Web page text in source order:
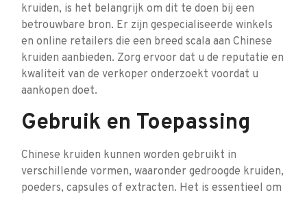
kruiden, is het belangrijk om dit te doen bij een
betrouwbare bron. Er zijn gespecialiseerde winkels
en online retailers die een breed scala aan Chinese
kruiden aanbieden. Zorg ervoor dat u de reputatie en
kwaliteit van de verkoper onderzoekt voordat u
aankopen doet.
Gebruik en Toepassing
Chinese kruiden kunnen worden gebruikt in
verschillende vormen, waaronder gedroogde kruiden,
poeders, capsules of extracten. Het is essentieel om